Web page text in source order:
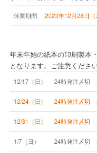
休業期間 2023年12月28日（
年末年始の紙本の印刷製本
となります。ご注意ください
12/17（日） 24時発注〆切
12/24（日） 24時発注〆切
12/31（日） 24時発注〆切
1/7（日） 24時発注〆切